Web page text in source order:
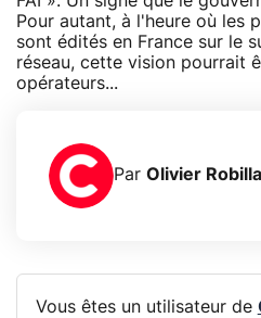
Pour autant, à l'heure où les
sont édités en France sur le
réseau, cette vision pourrait
opérateurs...
Par Olivier
Vous êtes un utilisateur de